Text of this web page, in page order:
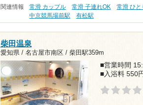
関連情報 常滑 カップル 常滑 子連れOK 常滑 ひ
中京競馬場前駅
有松駅
柴田温泉
愛知県 / 名古屋市南区 / 柴田駅359m
■営業時間
■入浴料 550